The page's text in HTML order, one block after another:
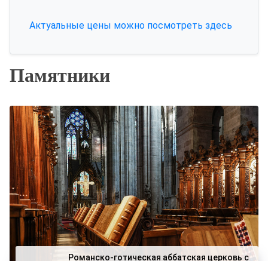
Актуальные цены можно посмотреть здесь
Памятники
Романско-готическая аббатская церковь с